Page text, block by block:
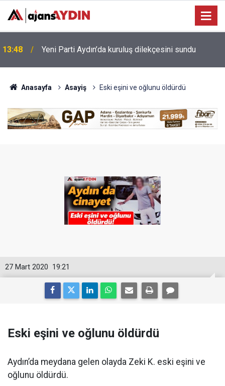
12:49
karşılayacak
Anasayfa Asayiş Eski eşini ve oğlunu öldürdü
19:21
27 Mart 2020
Eski eşini ve oğlunu öldürdü
Aydın’da meydana gelen olayda Zeki K. eski eşini ve
oğlunu öldürdü.